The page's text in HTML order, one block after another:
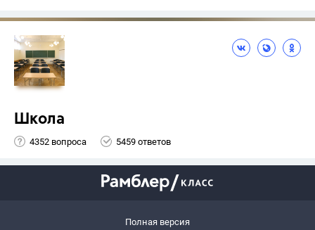
Школа
4352 вопроса 5459 ответов
Полная версия